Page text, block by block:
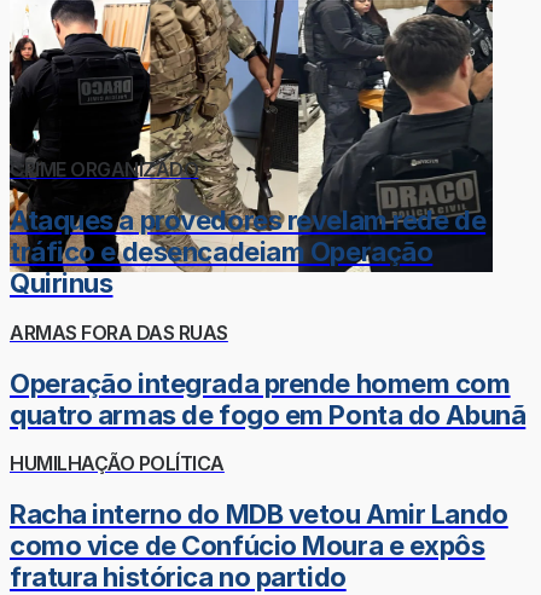
CRIME ORGANIZADO
Ataques a provedores revelam rede de
tráfico e desencadeiam Operação
Quirinus
ARMAS FORA DAS RUAS
Operação integrada prende homem com
quatro armas de fogo em Ponta do Abunã
HUMILHAÇÃO POLÍTICA
Racha interno do MDB vetou Amir Lando
como vice de Confúcio Moura e expôs
fratura histórica no partido